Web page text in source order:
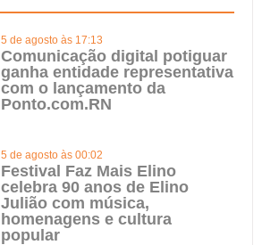
5 de agosto às 17:13
Comunicação digital potiguar
ganha entidade representativa
com o lançamento da
Ponto.com.RN
5 de agosto às 00:02
Festival Faz Mais Elino
celebra 90 anos de Elino
Julião com música,
homenagens e cultura
popular